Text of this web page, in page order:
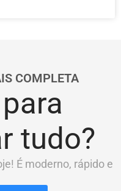
COMPLETA
tudo?
É moderno, rápido e